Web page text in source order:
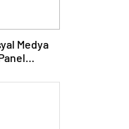
Medya